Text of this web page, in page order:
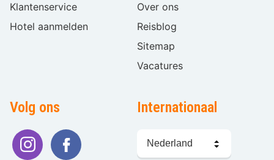
Klantenservice
Hotel aanmelden
Over ons
Reisblog
Sitemap
Vacatures
Volg ons Internationaal
kiezen